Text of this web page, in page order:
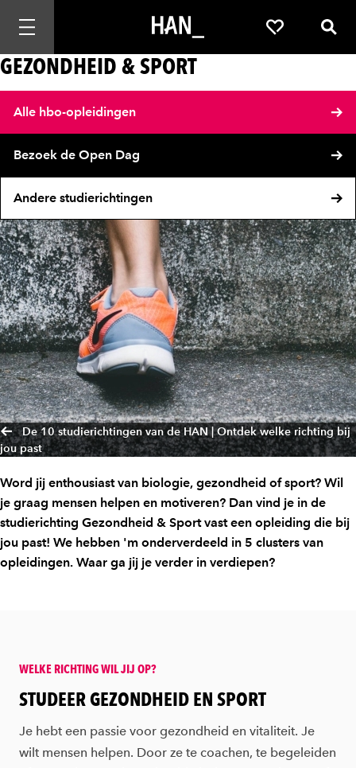
Mobiele navigatie openen Favorieten
GEZONDHEID & SPORT
Alle hbo-opleidingen
Bezoek de Open Dag
Andere studierichtingen
De 10 studierichtingen van de HAN | Ontdek welke richting bij
jou past
Word jij enthousiast van biologie, gezondheid of sport? Wil
je graag mensen helpen en motiveren? Dan vind je in de
studierichting Gezondheid & Sport vast een opleiding die bij
jou past! We hebben 'm onderverdeeld in 5 clusters van
opleidingen. Waar ga jij je verder in verdiepen?
WELKE RICHTING WIL JIJ OP?
:
STUDEER GEZONDHEID EN SPORT
Je hebt een passie voor gezondheid en vitaliteit. Je
wilt mensen helpen. Door ze te coachen, te begeleiden